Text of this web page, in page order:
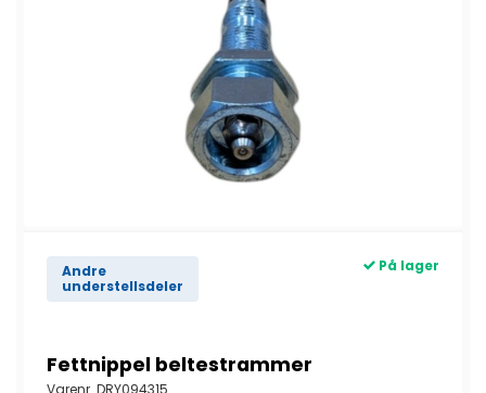
Andre
understellsdeler
På lager
Fettnippel beltestrammer
Varenr. DRY094315